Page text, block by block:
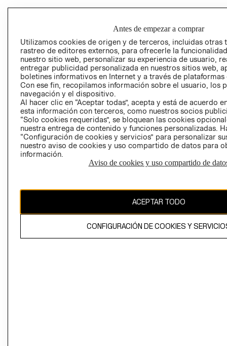
PRIVACIDAD
GIFT CARD
AVISO DE
Perú (S/)
CAMBIAR REGIÓN
El contenido de esta página web está protegido por copyright y es
Antes de empezar a comprar
Utilizamos cookies de origen y de terceros, incluidas otras
rastreo de editores externos, para ofrecerle la
nuestro sitio web, personalizar su experiencia de usuario,
entregar publicidad personalizada en nuestros sitios web,
boletines informativos en Internet y a través de plataformas
Con ese fin, recopilamos información sobre el usuario, los
navegación y el dispositivo.
Al hacer clic en “Aceptar todas”, acepta y está de acuerdo
esta información con terceros, como nuestros socios
“Solo cookies requeridas”, se bloquean las cookies
nuestra entrega de contenido y funciones personalizadas.
“Configuración de cookies y servicios” para personalizar
nuestro aviso de cookies y uso compartido de datos para
información.
Aviso de cookies y uso compartido de
ACEPTAR TODO
CONFIGURACIÓN DE COOKIES Y